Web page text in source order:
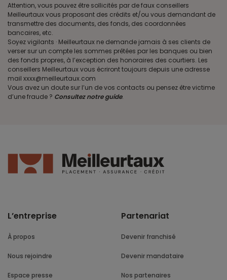
Attention, vous pouvez être sollicités par de faux conseillers
Meilleurtaux vous proposant des crédits et/ou vous demandant de
transmettre des documents, des fonds, des coordonnées
bancaires, etc.
Soyez vigilants · Meilleurtaux ne demande jamais à ses clients de
verser sur un compte les sommes prêtées par les banques ou bien
des fonds propres, à l’exception des honoraires des courtiers. Les
conseillers Meilleurtaux vous écriront toujours depuis une adresse
mail xxxx@meilleurtaux.com
Vous avez un doute sur l’un de vos contacts ou pensez être victime
d’une fraude ? Consultez notre guide.
L’entreprise
À propos
Nous rejoindre
Espace presse
Partenariat
Devenir franchisé
Devenir mandataire
Nos partenaires